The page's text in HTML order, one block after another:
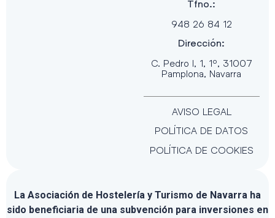
Tfno.:
948 26 84 12
Dirección:
C. Pedro I, 1, 1º, 31007
Pamplona, Navarra
AVISO LEGAL
POLÍTICA DE DATOS
POLÍTICA DE COOKIES
La Asociación de Hostelería y Turismo de Navarra ha
sido beneficiaria de una subvención para inversiones en